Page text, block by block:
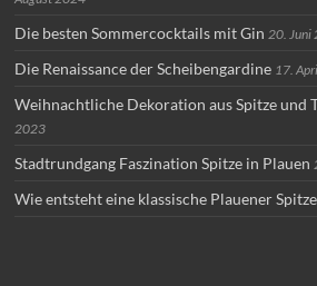
Die besten Sommercocktails mit Gin 20. Juni
Die Renaissance der Scheibengardine 17.
Weihnachtliche Dekoration aus Spitze und
2023
Stadtrundgang Faszination Spitze in Plauen
Wie entsteht eine klassische Plauener